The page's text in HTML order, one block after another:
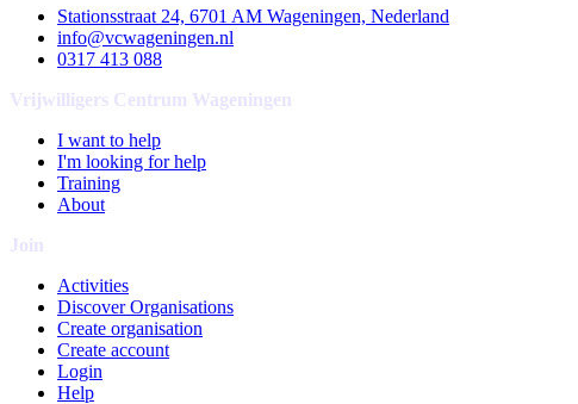
Stationsstraat 24, 6701 AM Wageningen, Nederland
info@vcwageningen.nl
0317 413 088
Vrijwilligers Centrum Wageningen
I want to help
I'm looking for help
Training
About
Join
Activities
Discover Organisations
Create organisation
Create account
Login
Help